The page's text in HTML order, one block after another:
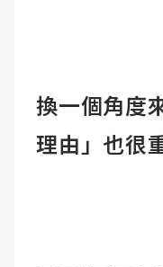
換一個角度
理由」也很